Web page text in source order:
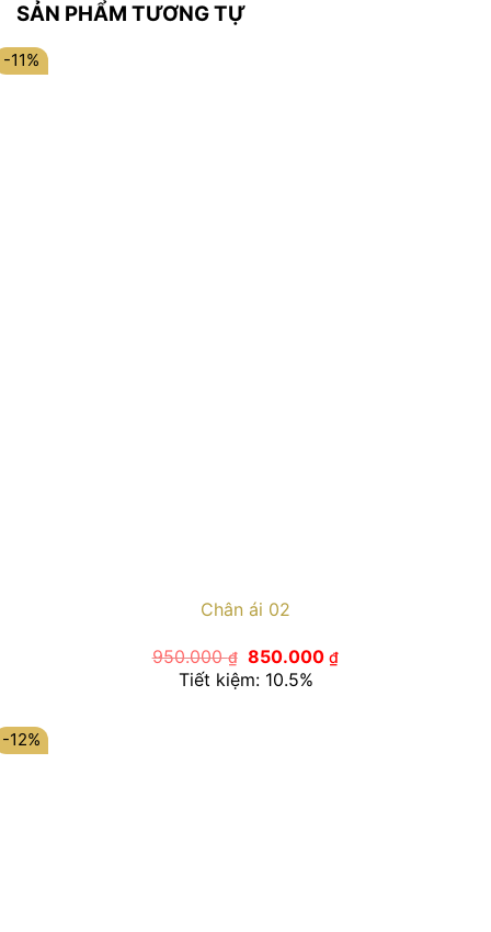
SẢN PHẨM TƯƠNG TỰ
-11%
Chân ái 02
950.000₫ Giá
gốc
là:
850.000₫Giá
Tiết kiệm: 10.5%
-12%